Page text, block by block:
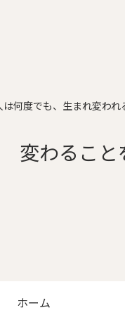
は何度でも、生まれ変わ
変わること
ホーム